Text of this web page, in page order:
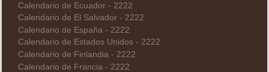
Calendario de Ecuador - 2222
Calendario de El Salvador - 2222
Calendario de España - 2222
Calendario de Estados Unidos - 2222
Calendario de Finlandia - 2222
Calendario de Francia - 2222